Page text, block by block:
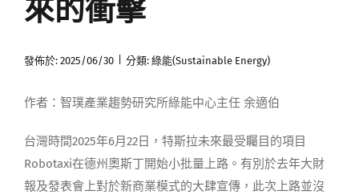
中文
來的衝擊
發佈於: 2025/06/30 分類: 綠能(Sustainable Energy)
作者：智璞產業趨勢研究所綠能中心主任 余適伯
台灣時間2025年6月22日，特斯拉未來最受矚目的項目
Robotaxi在德州奧斯丁開始小批量上路。有別於去年大財
報及發表會上對於新商業模式的大肆宣傳，此次上路並沒